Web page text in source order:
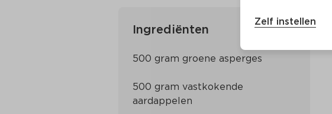
Ingrediënten
500 gram vastkokende
Zelf instellen